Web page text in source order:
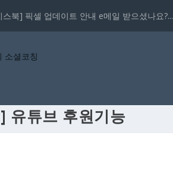
스북] 픽셀 업데이트 안내 e메일 받으셨나요?...
유튜브 후원기능